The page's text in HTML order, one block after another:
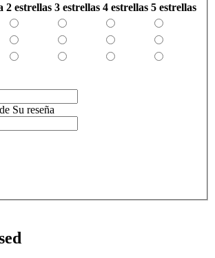
2 estrellas 3 estrellas 4 estrellas 5 estrellas
Su reseña